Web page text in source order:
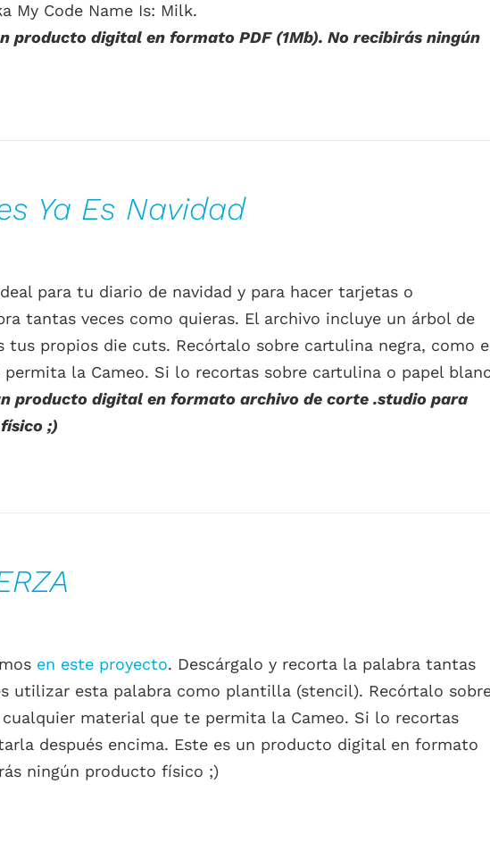
My Code Name Is: Milk.
producto digital en formato PDF (1Mb). No recibirás ningún
Ya Es Navidad
para tu diario de navidad y para hacer tarjetas o
tantas veces como quieras. El archivo incluye un árbol de
propios die cuts. Recórtalo sobre cartulina negra, como
la Cameo. Si lo recortas sobre cartulina o papel
producto digital en formato archivo de corte .studio para
;)
en este proyecto. Descárgalo y recorta la palabra tantas
utilizar esta palabra como plantilla (stencil). Recórtalo
material que te permita la Cameo. Si lo recortas
después encima. Este es un producto digital en formato
ningún producto físico ;)